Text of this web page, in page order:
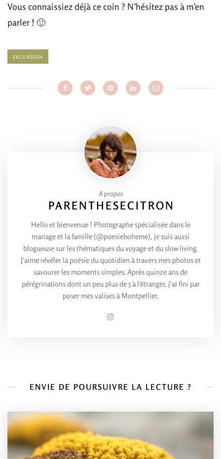
Vous connaissiez déjà ce coin ? N’hésitez pas à m’en
parler ! 🙂
EXCURSION
A propos
PARENTHESECITRON
Hello et bienvenue ! Photographe spécialisée dans le
mariage et la famille (@poesieboheme), je suis aussi
blogueuse sur les thématiques du voyage et du slow living.
J'aime révéler la poésie du quotidien à travers mes photos et
savourer les moments simples. Après quinze ans de
pérégrinations dont un peu plus de 5 à l'étranger, j'ai fini par
poser mes valises à Montpellier.
ENVIE DE POURSUIVRE LA LECTURE ?